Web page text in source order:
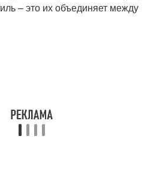
– это их объединяет между